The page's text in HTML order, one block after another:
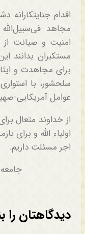
اقدام
مجاهد
امنیت و صیانت از
مستکبران بدانند
برای مجاهدت و
سلحشور، با
عوامل آمریکایی-
از خداوند متعال
اولیاء الله و برای
اجر مسئلت داریم.
دیدگاهتان را